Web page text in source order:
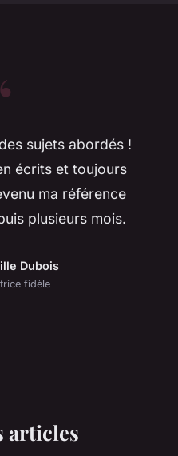
sujets abordés !
écrits et toujours
ma référence
plusieurs mois.
Dubois
fidèle
articles